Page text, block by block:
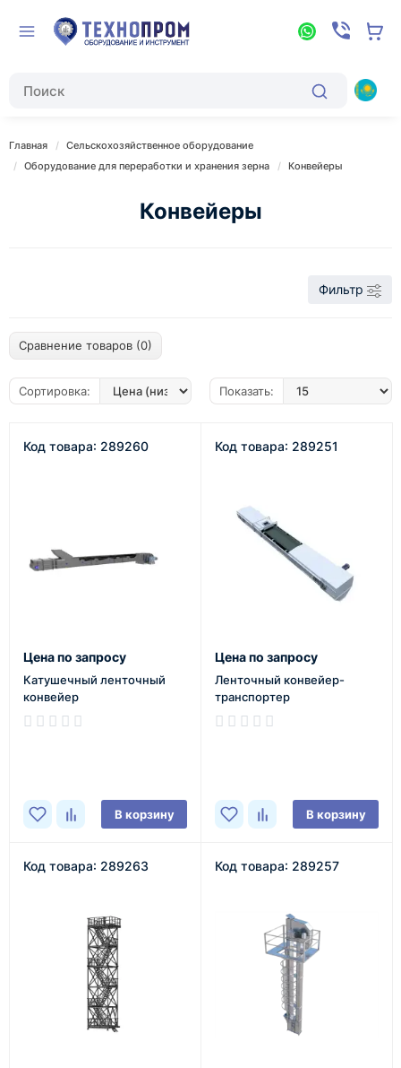
Главная
Сельскохозяйственное оборудование
Оборудование для переработки и хранения зерна
Конвейеры
Конвейеры
Фильтр
Сравнение товаров (0)
Сортировка: Показать:
Код товара: 289260
Цена по запросу
Катушечный ленточный
конвейер
В корзину
Код товара: 289251
Цена по запросу
Ленточный конвейер-
транспортер
В корзину
Код товара: 289263 Код товара: 289257